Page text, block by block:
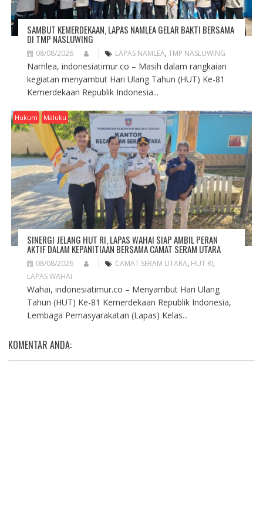
SAMBUT KEMERDEKAAN, LAPAS NAMLEA GELAR BAKTI BERSAMA
DI TMP NASLUWING
08/08/2026 LAPAS NAMLEA, TMP NASLUWING
Namlea, indonesiatimur.co – Masih dalam rangkaian
kegiatan menyambut Hari Ulang Tahun (HUT) Ke-81
Kemerdekaan Republik Indonesia...
Hukum Maluku
SINERGI JELANG HUT RI, LAPAS WAHAI SIAP AMBIL PERAN
AKTIF DALAM KEPANITIAAN BERSAMA CAMAT SERAM UTARA
08/08/2026 CAMAT SERAM UTARA, HUT RI,
LAPAS WAHAI
Wahai, indonesiatimur.co – Menyambut Hari Ulang
Tahun (HUT) Ke-81 Kemerdekaan Republik Indonesia,
Lembaga Pemasyarakatan (Lapas) Kelas...
KOMENTAR ANDA: